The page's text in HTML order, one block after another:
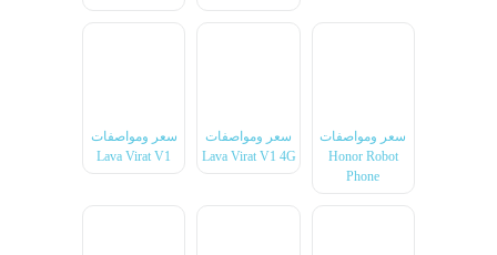
سعر ومواصفات
Honor Robot
Phone
سعر ومواصفات
Lava Virat V1 4G
سعر ومواصفات
Lava Virat V1